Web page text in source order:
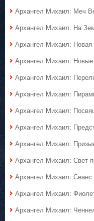
Архангел Михаил: Меч
Архангел Михаил: На
Архангел Михаил:
Архангел Михаил:
Архангел Михаил:
Архангел Михаил:
Архангел Михаил:
Архангел Михаил:
Архангел Михаил:
Архангел Михаил: Свет
Архангел Михаил: Сеанс
Архангел Михаил:
Архангел Михаил: